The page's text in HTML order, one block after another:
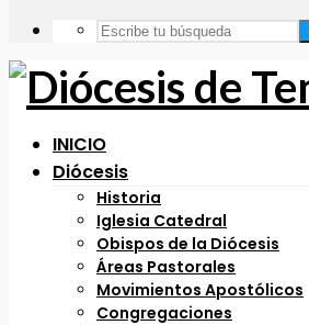
INICIO
Diócesis
Historia
Iglesia Catedral
Obispos de la Diócesis
Áreas Pastorales
Movimientos Apostólicos
Congregaciones